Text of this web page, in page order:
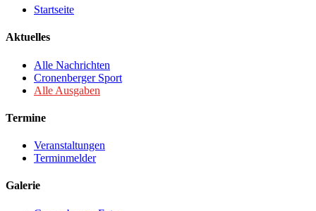
Startseite
Aktuelles
Alle Nachrichten
Cronenberger Sport
Alle Ausgaben
Termine
Veranstaltungen
Terminmelder
Galerie